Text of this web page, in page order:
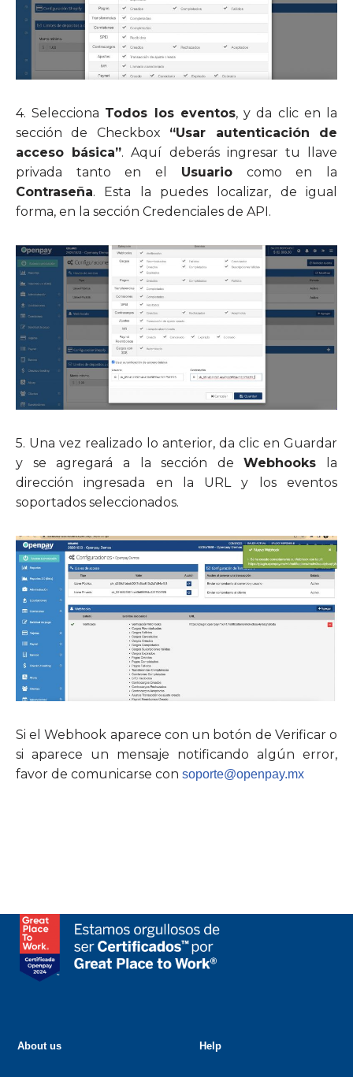
4.Selecciona Todos los eventos, y da clic en la
sección de Checkbox “Usar autenticación de
acceso básica”. Aquí deberás ingresar tu llave
privada tanto en el Usuariocomo en la
Contraseña. Esta la puedes localizar, de igual
forma, en la sección Credenciales de API.
5. Una vez realizado lo anterior, da clic en Guardar
y se agregará a la sección deWebhooks la
dirección ingresada en la URL y los eventos
soportados seleccionados.
Si el Webhook aparece con un botón de Verificar o
si aparece un mensaje notificando algún error,
favor de comunicarse con soporte@openpay.mx
About us Help